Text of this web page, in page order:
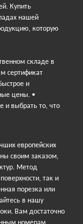
Купить
нашей
которую
складе в
сертификат
и
цены. •
и выбрать то, что
европейских
своим заказом,
Метод
так и
порезка или
в нашу
Вам достаточно